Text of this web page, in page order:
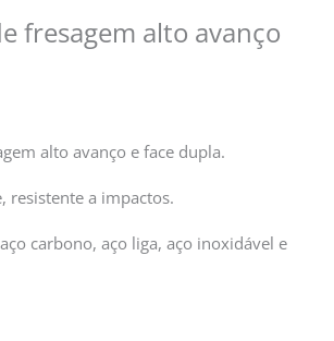
fresagem alto avanço
alto avanço e face dupla.
resistente a impactos.
carbono, aço liga, aço inoxidável e